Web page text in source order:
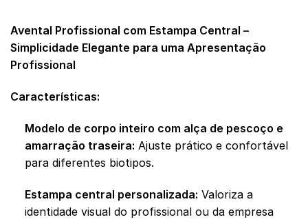
Avental Profissional com Estampa Central –
Simplicidade Elegante para uma Apresentação
Profissional
Características:
Modelo de corpo inteiro com alça de pescoço e
amarração traseira: Ajuste prático e confortável
para diferentes biotipos.
Estampa central personalizada: Valoriza a
identidade visual do profissional ou da empresa